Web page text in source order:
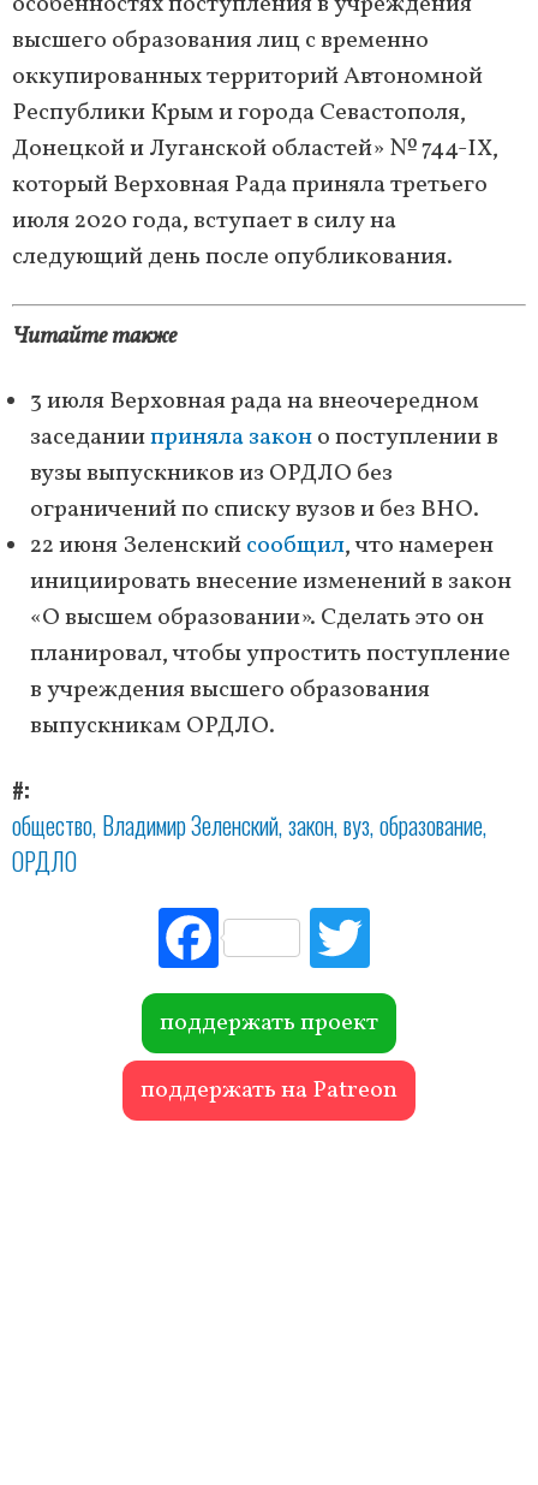
высшего образования лиц с временно
оккупированных территорий Автономной
Республики Крым и города Севастополя,
Донецкой и Луганской областей» № 744-IX,
который Верховная Рада приняла третьего
июля 2020 года, вступает в силу на
следующий день после опубликования.
Читайте также
3 июля Верховная рада на внеочередном
заседанииприняла законо поступлении в
вузы выпускников из ОРДЛО без
ограничений по списку вузов и без ВНО.
22 июня Зеленскийсообщил, что намерен
инициировать внесение изменений в закон
«О высшем образовании». Сделать это он
планировал, чтобы упростить поступление
в учреждения высшего образования
выпускникам ОРДЛО.
#
общество Владимир Зеленский закон вуз образование
ОРДЛО
Fac
ebo
ok r
поддержать проект
поддержать на Patreon